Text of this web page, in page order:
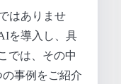
はありませ
を導入し、具
では、その中
事例をご紹介